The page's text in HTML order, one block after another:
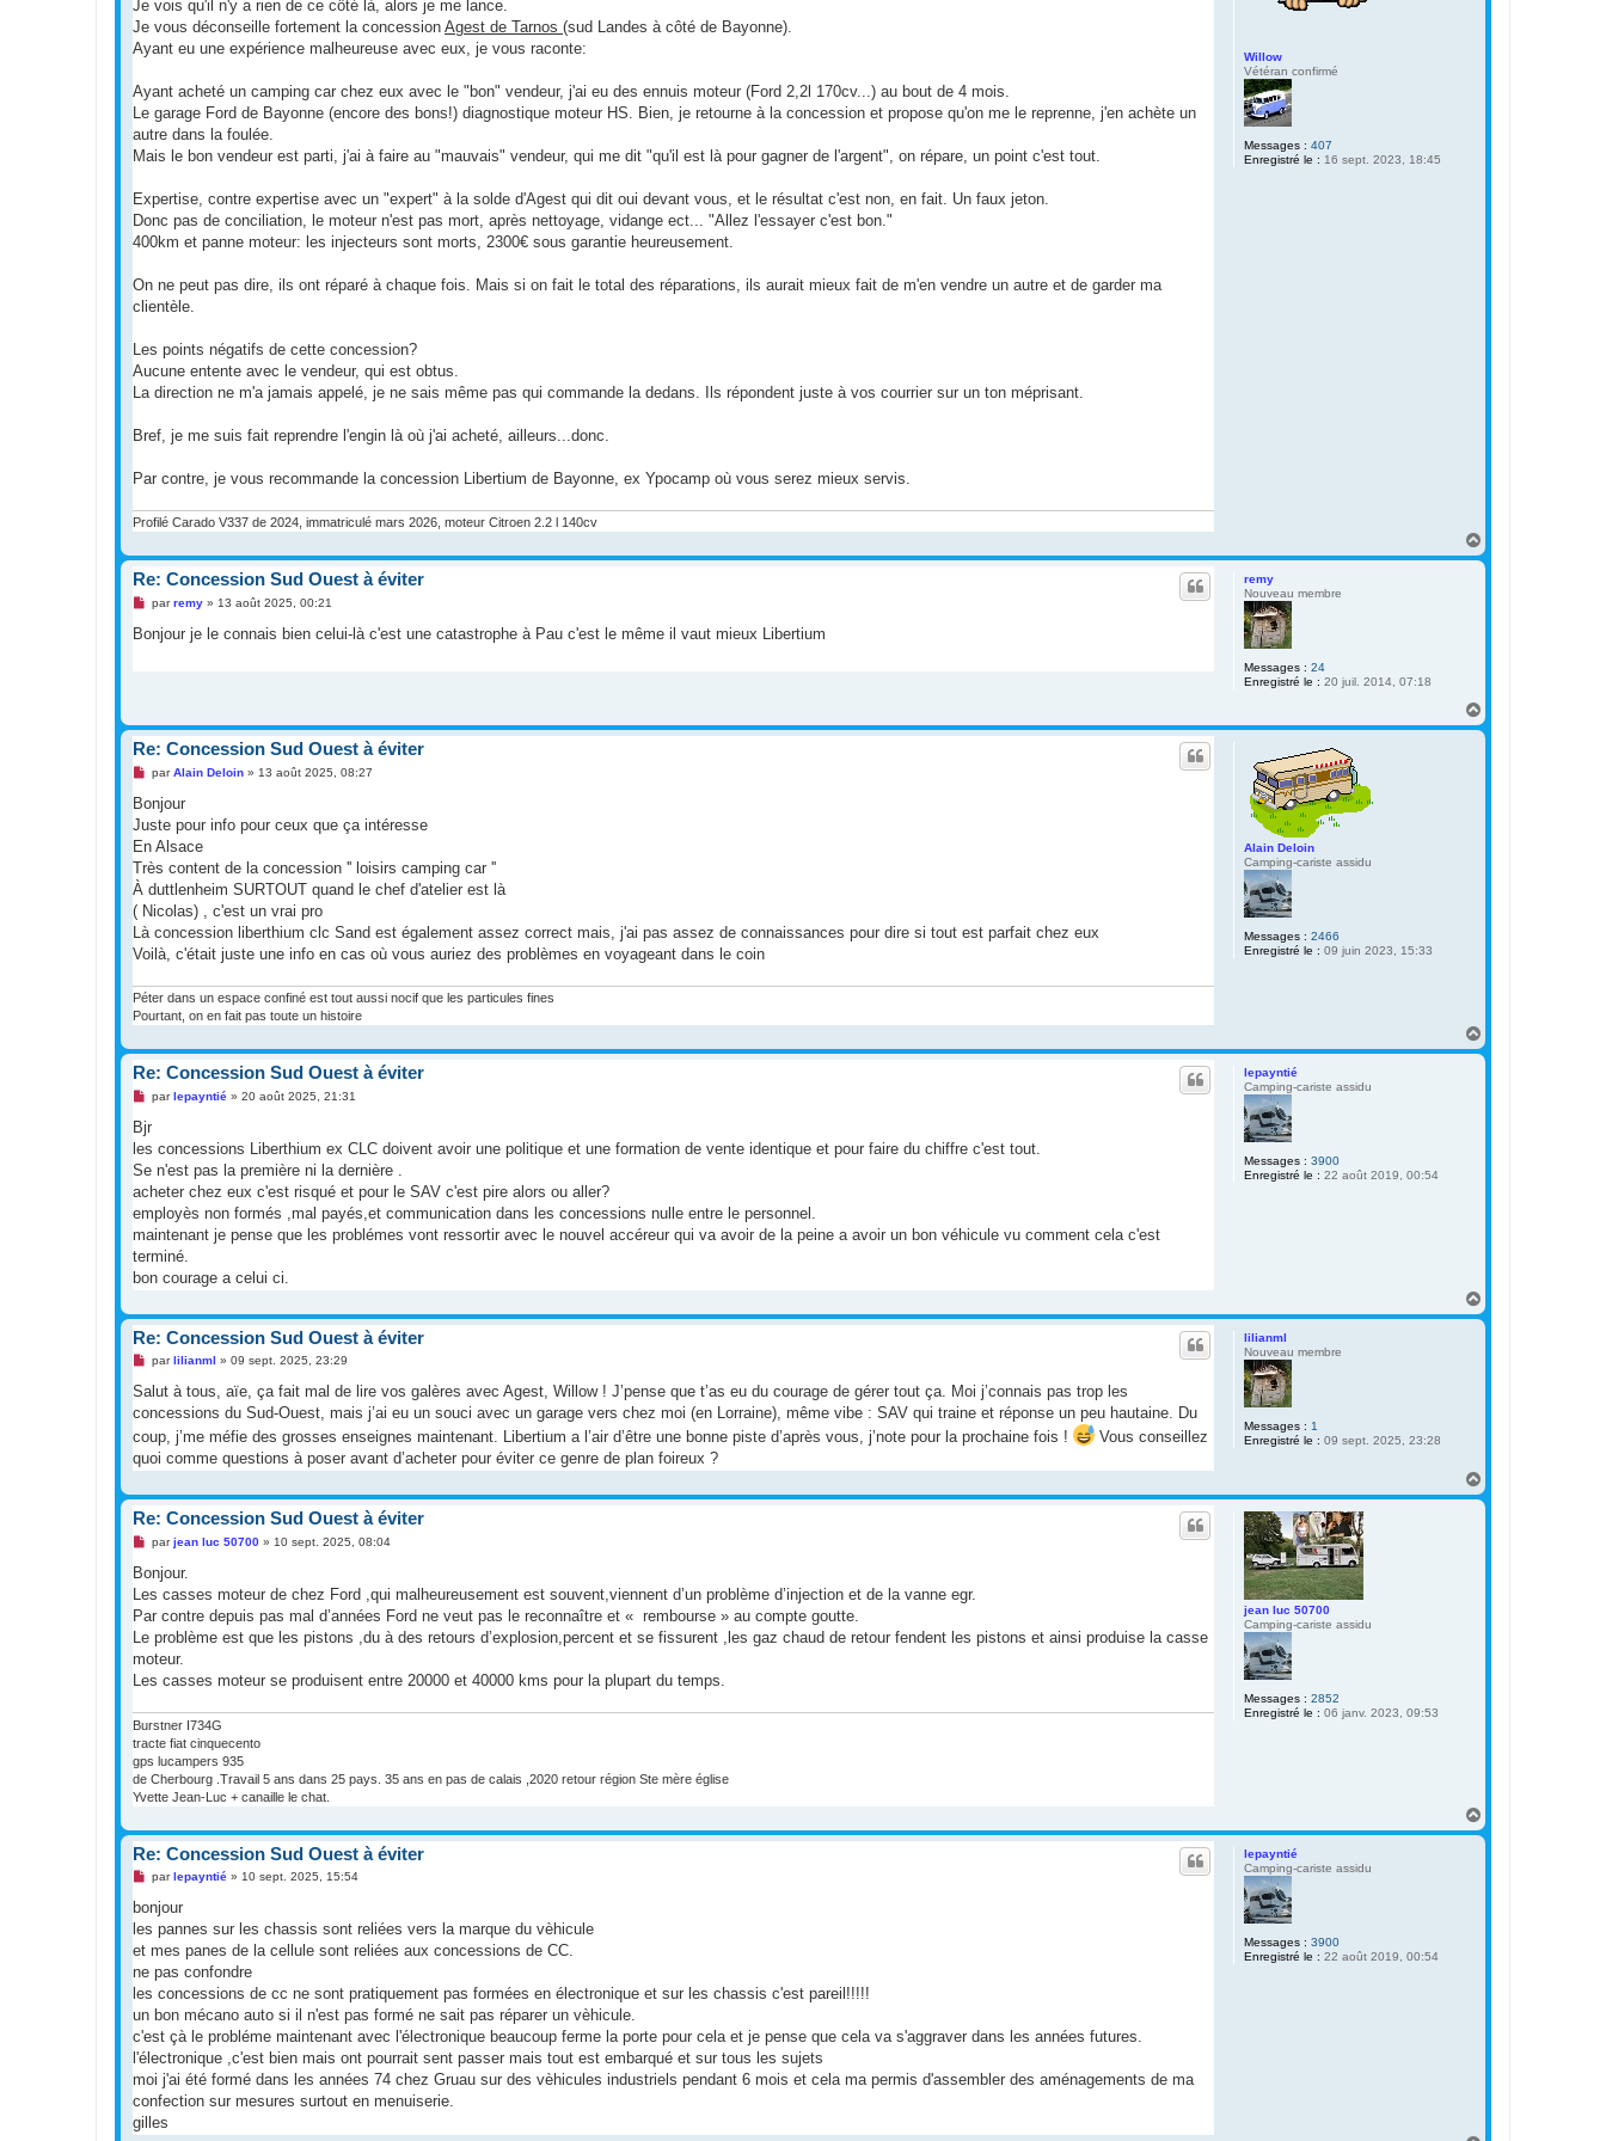
Willow
Vétéran confirmé
Messages : 407
Enregistré le : 16 sept. 2023, 18:45
n
o
n
u
Je vois qu'il n'y a rien de ce côté là, alors je me lance.
Je vous déconseille fortement la concession Agest de Tarnos (sud Landes à côté de Bayonne).
Ayant eu une expérience malheureuse avec eux, je vous raconte:
Ayant acheté un camping car chez eux avec le "bon" vendeur, j'ai eu des ennuis moteur (Ford 2,2l 170cv...) au bout de 4 mois.
Le garage Ford de Bayonne (encore des bons!) diagnostique moteur HS. Bien, je retourne à la concession et propose qu'on me le reprenne, j'en achète un
autre dans la foulée.
Mais le bon vendeur est parti, j'ai à faire au "mauvais" vendeur, qui me dit "qu'il est là pour gagner de l'argent", on répare, un point c'est tout.
Expertise, contre expertise avec un "expert" à la solde d'Agest qui dit oui devant vous, et le résultat c'est non, en fait. Un faux jeton.
Donc pas de conciliation, le moteur n'est pas mort, après nettoyage, vidange ect... "Allez l'essayer c'est bon."
400km et panne moteur: les injecteurs sont morts, 2300€ sous garantie heureusement.
On ne peut pas dire, ils ont réparé à chaque fois. Mais si on fait le total des réparations, ils aurait mieux fait de m'en vendre un autre et de garder ma
clientèle.
Les points négatifs de cette concession?
Aucune entente avec le vendeur, qui est obtus.
La direction ne m'a jamais appelé, je ne sais même pas qui commande la dedans. Ils répondent juste à vos courrier sur un ton méprisant.
Bref, je me suis fait reprendre l'engin là où j'ai acheté, ailleurs...donc.
Par contre, je vous recommande la concession Libertium de Bayonne, ex Ypocamp où vous serez mieux servis.
Profilé Carado V337 de 2024, immatriculé mars 2026, moteur Citroen 2.2 l 140cv
a
u
remy
Nouveau membre
Messages : 24
Enregistré le : 20 juil. 2014, 07:18
Re: Concession Sud Ouest à éviter
M
s
n
l
u
parremy» 13 août 2025, 00:21
Bonjour je le connais bien celui-là c'est une catastrophe à Pau c'est le même il vaut mieux Libertium
a
u
Alain Deloin
Camping-cariste assidu
Messages : 2466
Enregistré le : 09 juin 2023, 15:33
Re: Concession Sud Ouest à éviter
M
s
a
g
n
o
l
u
parAlain Deloin» 13 août 2025, 08:27
Bonjour
Juste pour info pour ceux que ça intéresse
En Alsace
Très content de la concession '' loisirs camping car ''
À duttlenheim SURTOUT quand le chef d'atelier est là
( Nicolas) , c'est un vrai pro
Là concession liberthium clc Sand est également assez correct mais, j'ai pas assez de connaissances pour dire si tout est parfait chez eux
Voilà, c'était juste une info en cas où vous auriez des problèmes en voyageant dans le coin
Péter dans un espace confiné est tout aussi nocif que les particules fines
Pourtant, on en fait pas toute un histoire
a
u
lepayntié
Camping-cariste assidu
Messages : 3900
Enregistré le : 22 août 2019, 00:54
Re: Concession Sud Ouest à éviter
M
s
a
g
n
o
l
u
parlepayntié» 20 août 2025, 21:31
Bjr
les concessions Liberthium ex CLC doivent avoir une politique et une formation de vente identique et pour faire du chiffre c'est tout.
Se n'est pas la première ni la dernière .
acheter chez eux c'est risqué et pour le SAV c'est pire alors ou aller?
employès non formés ,mal payés,et communication dans les concessions nulle entre le personnel.
maintenant je pense que les problémes vont ressortir avec le nouvel accéreur qui va avoir de la peine a avoir un bon véhicule vu comment cela c'est
terminé.
bon courage a celui ci.
a
u
lilianml
Nouveau membre
Messages : 1
Enregistré le : 09 sept. 2025, 23:28
Re: Concession Sud Ouest à éviter
M
s
a
g
e
n
o
l
u
par lilianml » 09 sept. 2025, 23:29
Salut à tous, aïe, ça fait mal de lire vos galères avec Agest, Willow ! J’pense que t’as eu du courage de gérer tout ça. Moi j’connais pas trop les
concessions du Sud-Ouest, mais j’ai eu un souci avec un garage vers chez moi (en Lorraine), même vibe : SAV qui traine et réponse un peu hautaine. Du
coup, j’me méfie des grosses enseignes maintenant. Libertium a l’air d’être une bonne piste d’après vous, j’note pour la prochaine fois !
Vous conseillez
quoi comme questions à poser avant d’acheter pour éviter ce genre de plan foireux ?
a
u
jean luc 50700
Camping-cariste assidu
Messages : 2852
Enregistré le : 06 janv. 2023, 09:53
Re: Concession Sud Ouest à éviter
M
s
a
g
n
o
l
parjean luc 50700» 10 sept. 2025, 08:04
Bonjour.
Les casses moteur de chez Ford ,qui malheureusement est souvent,viennent d’un problème d’injection et de la vanne egr.
Par contre depuis pas mal d’années Ford ne veut pas le reconnaître et « rembourse » au compte goutte.
Le problème est que les pistons ,du à des retours d’explosion,percent et se fissurent ,les gaz chaud de retour fendent les pistons et ainsi produise la casse
moteur.
Les casses moteur se produisent entre 20000 et 40000 kms pour la plupart du temps.
Burstner I734G
tracte fiat cinquecento
gps lucampers 935
de Cherbourg .Travail 5 ans dans 25 pays. 35 ans en pas de calais ,2020 retour région Ste mère église
Yvette Jean-Luc + canaille le chat.
a
u
lepayntié
Camping-cariste assidu
Messages : 3900
Enregistré le : 22 août 2019, 00:54
Re: Concession Sud Ouest à éviter
M
s
a
g
n
o
l
u
parlepayntié» 10 sept. 2025, 15:54
bonjour
les pannes sur les chassis sont reliées vers la marque du vèhicule
et mes panes de la cellule sont reliées aux concessions de CC.
ne pas confondre
les concessions de cc ne sont pratiquement pas formées en électronique et sur les chassis c'est pareil!!!!!
un bon mécano auto si il n'est pas formé ne sait pas réparer un vèhicule.
c'est çà le probléme maintenant avec l'électronique beaucoup ferme la porte pour cela et je pense que cela va s'aggraver dans les années futures.
l'électronique ,c'est bien mais ont pourrait sent passer mais tout est embarqué et sur tous les sujets
moi j'ai été formé dans les années 74 chez Gruau sur des vèhicules industriels pendant 6 mois et cela ma permis d'assembler des aménagements de ma
confection sur mesures surtout en menuiserie.
gilles